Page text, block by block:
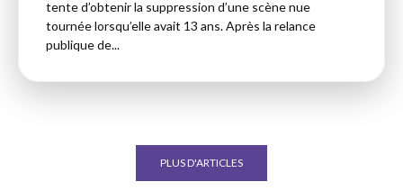
tente d’obtenir la suppression d’une scène nue
tournée lorsqu’elle avait 13 ans. Après la relance
publique de...
PLUS D'ARTICLES